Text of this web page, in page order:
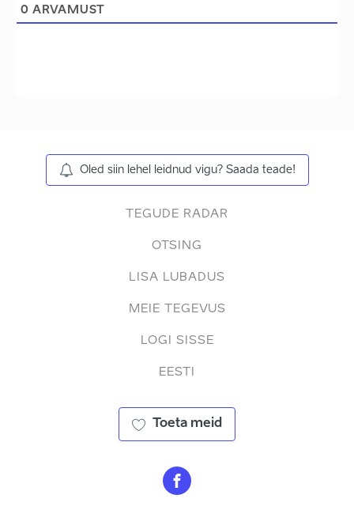
0 ARVAMUST
Oled siin lehel leidnud vigu? Saada teade!
TEGUDE RADAR
OTSING
LISA LUBADUS
MEIE TEGEVUS
LOGI SISSE
EESTI
Toeta meid